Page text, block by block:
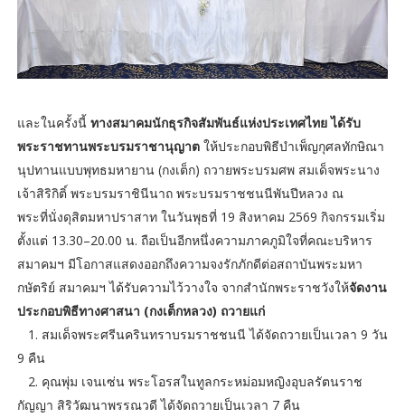
และในครั้งนี้ ทางสมาคมนักธุรกิจสัมพันธ์แห่งประเทศไทย ได้รับ
พระราชทานพระบรมราชานุญาตให้ประกอบพิธีบำเพ็ญกุศลทักษิณา
นุปทานแบบพุทธมหายาน (กงเต็ก) ถวายพระบรมศพ สมเด็จพระนาง
เจ้าสิริกิติ์ พระบรมราชินีนาถ พระบรมราชชนนีพันปีหลวง ณ
พระที่นั่งดุสิตมหาปราสาท ในวันพุธที่ 19 สิงหาคม 2569 กิจกรรมเริ่ม
ตั้งแต่ 13.30–20.00 น. ถือเป็นอีกหนึ่งความภาคภูมิใจที่คณะบริหาร
สมาคมฯ มีโอกาสแสดงออกถึงความจงรักภักดีต่อสถาบันพระมหา
กษัตริย์ สมาคมฯ ได้รับความไว้วางใจ จากสำนักพระราชวังให้จัดงาน
ประกอบพิธีทางศาสนา (กงเต็กหลวง) ถวายแก่
1. สมเด็จพระศรีนครินทราบรมราชชนนี ได้จัดถวายเป็นเวลา 9 วัน
9 คืน
2. คุณพุ่ม เจนเซ่น พระโอรสในทูลกระหม่อมหญิงอุบลรัตนราช
กัญญา สิริวัฒนาพรรณวดี ได้จัดถวายเป็นเวลา 7 คืน